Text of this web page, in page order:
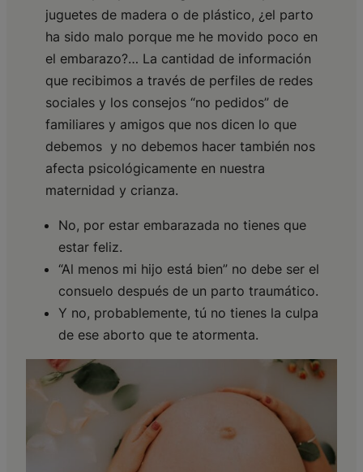
juguetes de madera o de plástico, ¿el parto
ha sido malo porque me he movido poco en
el embarazo?… La cantidad de información
que recibimos a través de perfiles de redes
sociales y los consejos “no pedidos” de
familiares y amigos que nos dicen lo que
debemos y no debemos hacer también nos
afecta psicológicamente en nuestra
maternidad y crianza.
No, por estar embarazada no tienes que
estar feliz.
“Al menos mi hijo está bien” no debe ser el
consuelo después de un parto traumático.
Y no, probablemente, tú no tienes la culpa
de ese aborto que te atormenta.